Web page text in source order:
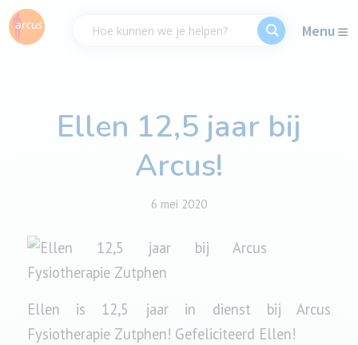
Menu
Ellen 12,5 jaar bij
Arcus!
6 mei 2020
Ellen is 12,5 jaar in dienst bij Arcus
Fysiotherapie Zutphen! Gefeliciteerd Ellen!